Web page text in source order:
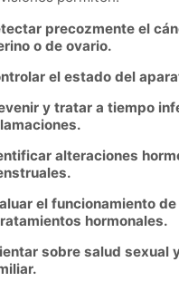
precozmente el
o de ovario.
el estado del
y tratar a tiempo
alteraciones
el funcionamiento
hormonales.
sobre salud sexual